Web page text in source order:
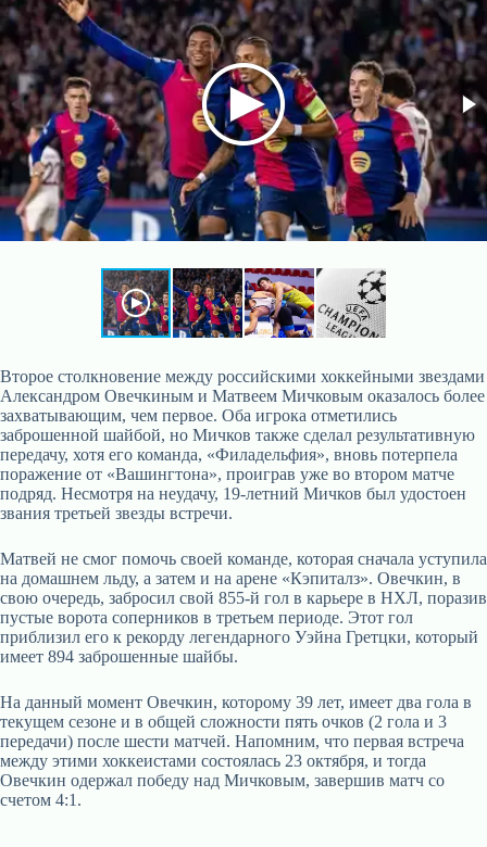
Второе столкновение между российскими хоккейными звездами
Александром Овечкиным и Матвеем Мичковым оказалось более
захватывающим, чем первое. Оба игрока отметились
заброшенной шайбой, но Мичков также сделал результативную
передачу, хотя его команда, «Филадельфия», вновь потерпела
поражение от «Вашингтона», проиграв уже во втором матче
подряд. Несмотря на неудачу, 19-летний Мичков был удостоен
звания третьей звезды встречи.
Матвей не смог помочь своей команде, которая сначала уступила
на домашнем льду, а затем и на арене «Кэпиталз». Овечкин, в
свою очередь, забросил свой 855-й гол в карьере в НХЛ, поразив
пустые ворота соперников в третьем периоде. Этот гол
приблизил его к рекорду легендарного Уэйна Гретцки, который
имеет 894 заброшенные шайбы.
На данный момент Овечкин, которому 39 лет, имеет два гола в
текущем сезоне и в общей сложности пять очков (2 гола и 3
передачи) после шести матчей. Напомним, что первая встреча
между этими хоккеистами состоялась 23 октября, и тогда
Овечкин одержал победу над Мичковым, завершив матч со
счетом 4:1.